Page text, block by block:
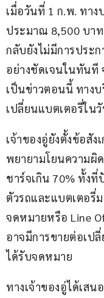
เมื่อวันที่ 1 ก.พ. ทา
ประมาณ 8,500 บา
กลับยังไม่มีการประ
อย่างชัดเจนในทันที
เป็นข่าวตอนนี้ ทาง
เปลี่ยนแบตเตอรี่ใน
เจ้าของอู่ยังตั้งข้อสั
พยายามโยนความผิ
ชาร์จเกิน 70% ทั้ง
ตัวรถและแบตเตอรี่
จดหมายหรือ Line
อาจมีการขายต่อเป
ได้รับจดหมาย
ทางเจ้าของอู่ได้เสน